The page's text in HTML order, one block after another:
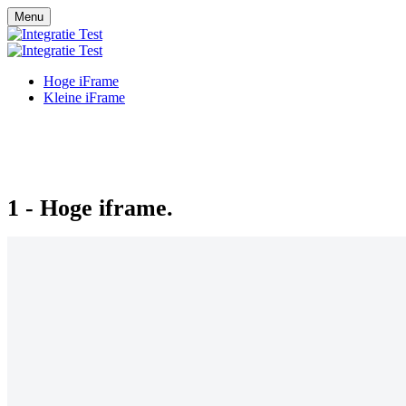
Menu
Hoge iFrame
Kleine iFrame
1 - Hoge iframe.